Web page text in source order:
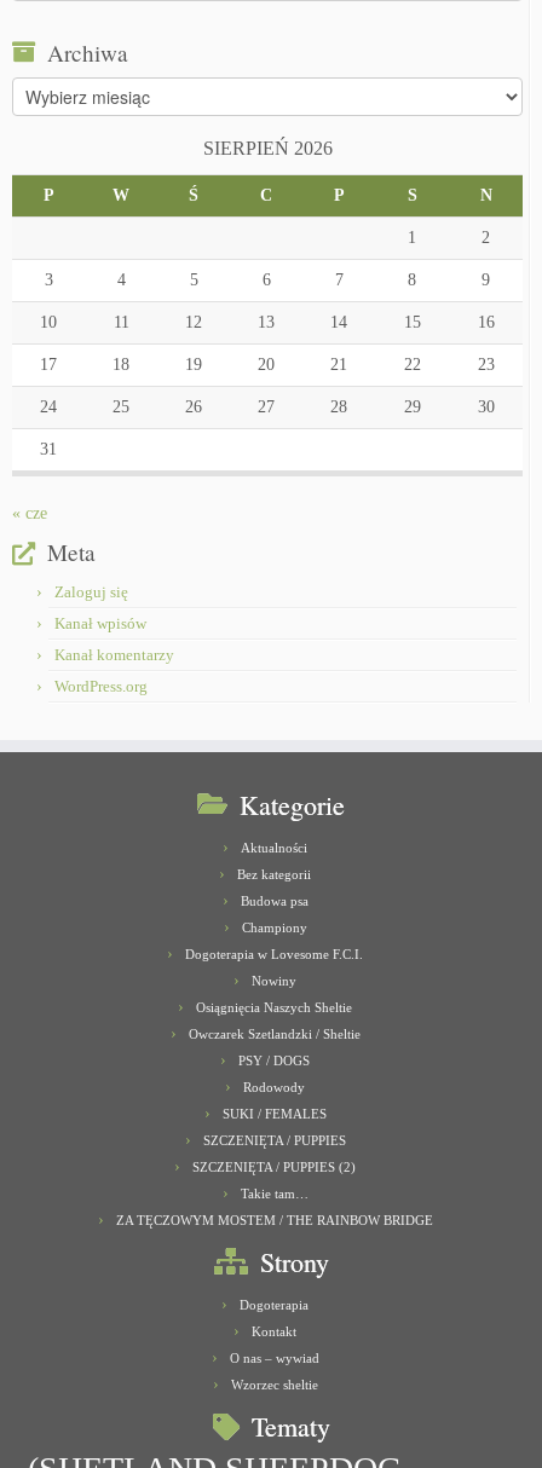
Archiwa
Archiwa
SIERPIEŃ 2026
P W Ś C P S N
1 2
3 4 5 6 7 8 9
10 11 12 13 14 15 16
17 18 19 20 21 22 23
24 25 26 27 28 29 30
31
« cze
Meta
Zaloguj się
Kanał wpisów
Kanał komentarzy
WordPress.org
Kategorie
Aktualności
Bez kategorii
Budowa psa
Championy
Dogoterapia w Lovesome F.C.I.
Nowiny
Osiągnięcia Naszych Sheltie
Owczarek Szetlandzki / Sheltie
PSY / DOGS
Rodowody
SUKI / FEMALES
SZCZENIĘTA / PUPPIES
SZCZENIĘTA / PUPPIES (2)
Takie tam…
ZA TĘCZOWYM MOSTEM / THE RAINBOW BRIDGE
Strony
Dogoterapia
Kontakt
O nas – wywiad
Wzorzec sheltie
Tematy